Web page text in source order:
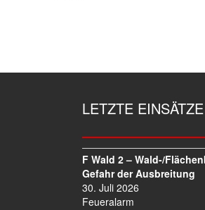
LETZTE EINSÄTZE
F Wald 2 – Wald-/
Gefahr der Ausbreitung
30. Juli 2026
Feueralarm